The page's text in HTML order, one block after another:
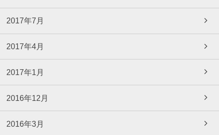
2017年7月
2017年4月
2017年1月
2016年12月
2016年3月